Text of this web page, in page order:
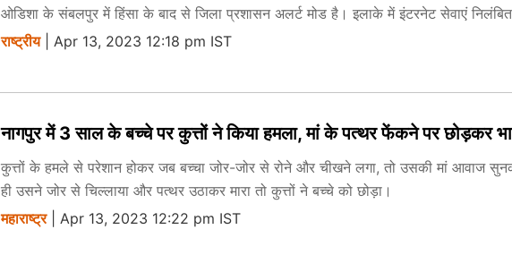
ओडिशा के संबलपुर में हिंसा के बाद से जिला प्रशासन अलर्ट मोड है। इलाके में इंटरनेट सेवाएं
राष्ट्रीय| Apr 13, 2023 12:18 pm IST
नागपुर में 3 साल के बच्चे पर कुत्तों ने किया हमला, मां के पत्थर फेंकने पर छोड़कर
कुत्तों के हमले से परेशान होकर जब बच्चा जोर-जोर से रोने और चीखने लगा, तो उसकी मां आवाज
ही उसने जोर से चिल्लाया और पत्थर उठाकर मारा तो कुत्तों ने बच्चे को छोड़ा।
महाराष्ट्र| Apr 13, 2023 12:22 pm IST